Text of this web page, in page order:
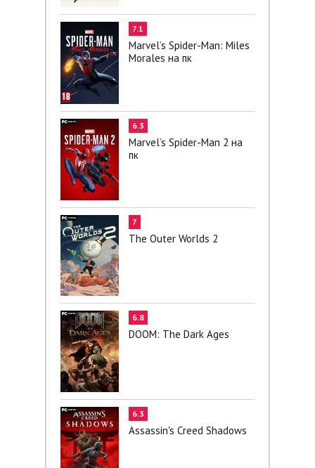
7.1
Marvel’s Spider-Man: Miles
Morales на пк
6.3
Marvel’s Spider-Man 2 на
пк
7
The Outer Worlds 2
6.8
DOOM: The Dark Ages
6.3
Assassin's Creed Shadows